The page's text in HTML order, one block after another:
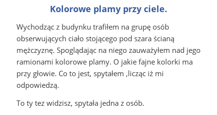
Kolorowe plamy przy ciele.
Wychodząc z budynku trafiłem na grupę osób
obserwujących ciało stojącego pod szara ścianą
mężczyznę. Spoglądając na niego zauważyłem nad jego
ramionami kolorowe plamy. O jakie fajne kolorki ma
przy głowie. Co to jest, spytałem ,licząc iż mi
odpowiedzą.
To ty tez widzisz, spytała jedna z osób.